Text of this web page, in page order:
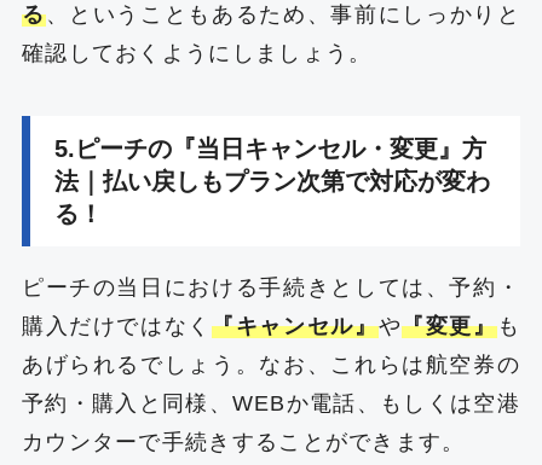
る、ということもあるため、事前にしっかりと
確認しておくようにしましょう。
5.ピーチの『当日キャンセル・変更』方
法｜払い戻しもプラン次第で対応が変わ
る！
ピーチの当日における手続きとしては、予約・
購入だけではなく『キャンセル』や『変更』も
あげられるでしょう。なお、これらは航空券の
予約・購入と同様、WEBか電話、もしくは空港
カウンターで手続きすることができます。